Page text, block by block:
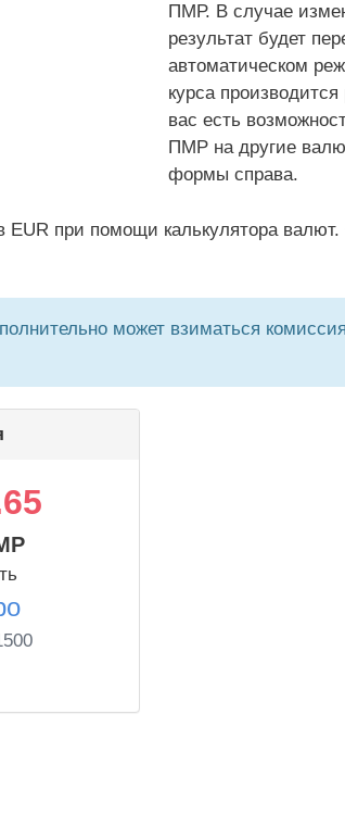
ПМР. В случае
результат будет
автоматическом
курса
вас есть
ПМР на другие
формы справа.
EUR при помощи калькулятора
может взиматься